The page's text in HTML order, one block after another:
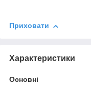
Приховати
Характеристики
Основні